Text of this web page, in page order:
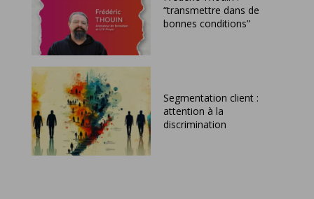
“transmettre dans de
bonnes conditions”
Segmentation client :
attention à la
discrimination